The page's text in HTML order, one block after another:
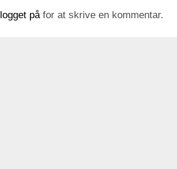
logget påfor at skrive en kommentar.